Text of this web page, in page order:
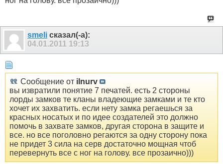
smeli сказал(-а):
04.01.2011 19:13
Сообщение от ilnurv
вы извратили понятие 7 печатей. есть 2 стороны
лорды замков те кланы владеющие замками и те кто
хочет их захватить. если нету замка регаешься за
красных носатых и по идее создателей это должно
помочь в захвате замков, другая сторона в защите и
все. но все поголовно регаются за одну сторону пока
не придет 3 сила на серв достаточно мощная чтоб
перевернуть все с ног на голову. все прозаично)))